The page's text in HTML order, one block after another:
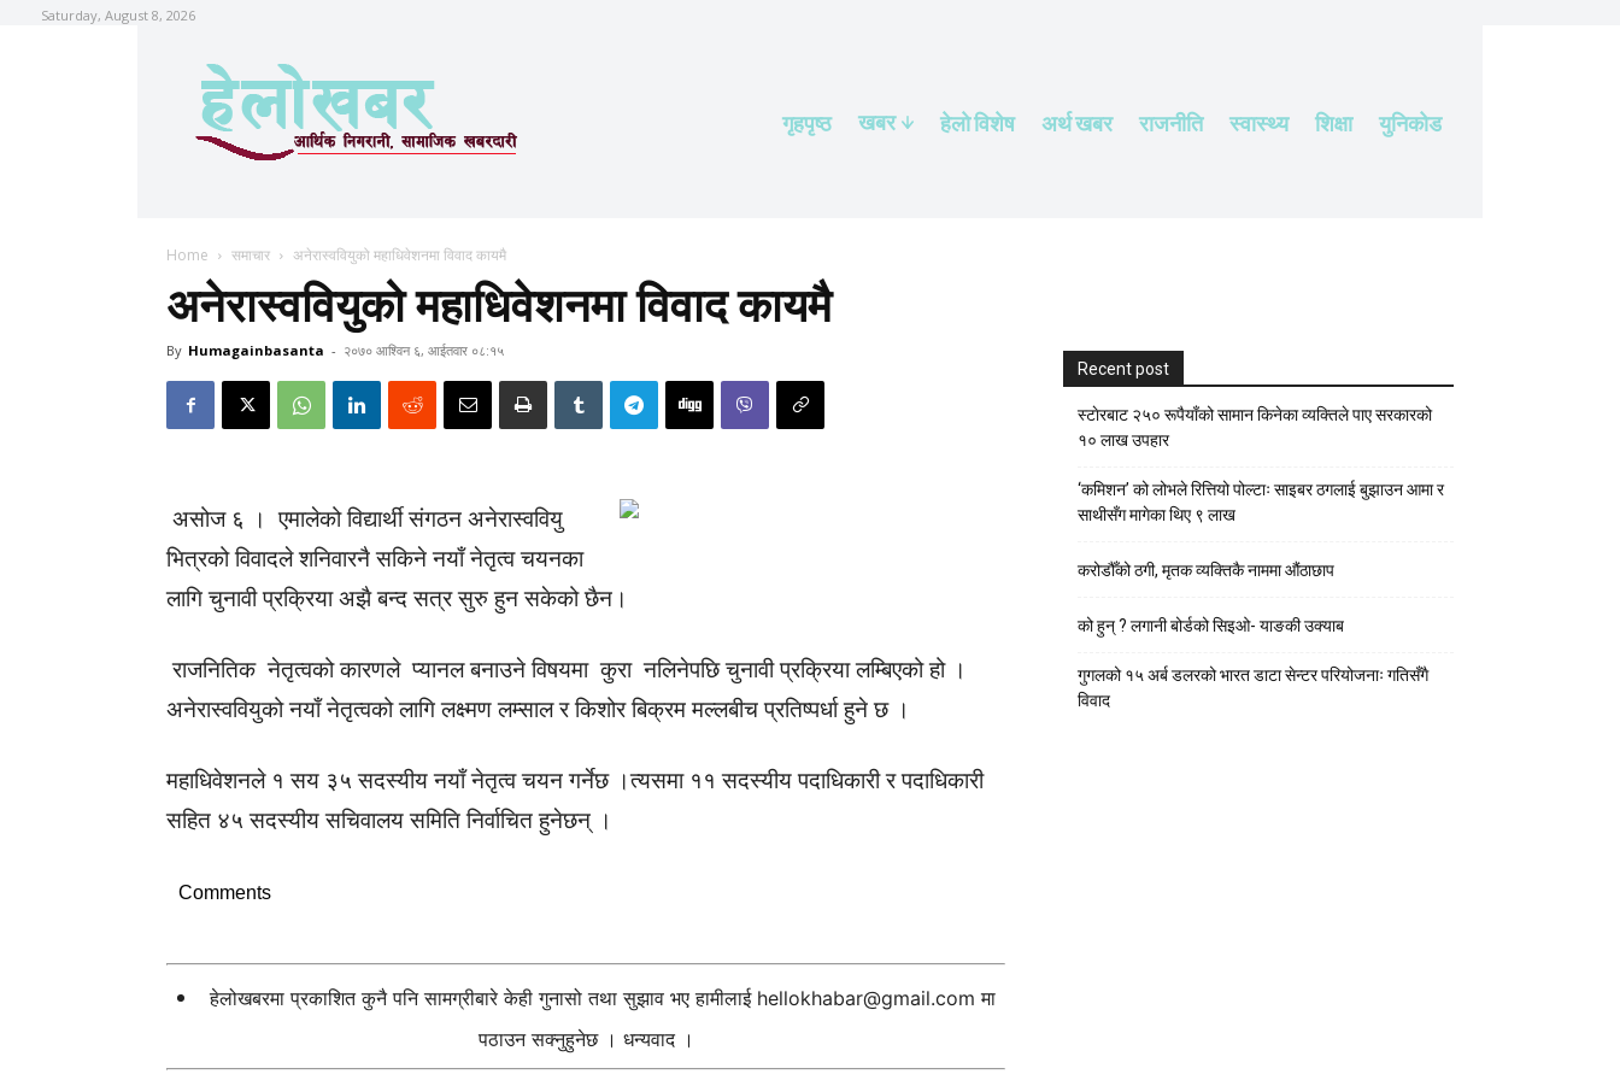
Saturday, August 8, 2026
गृहपृष्ठ खबर हेलाे विशेष अर्थ खबर राजनीति स्वास्थ्य शिक्षा युनिकोड
Home समाचार अनेरास्ववियुको महाधिवेशनमा विवाद कायमै
अनेरास्ववियुको महाधिवेशनमा विवाद कायमै
By Humagainbasanta - २०७० आश्विन ६, आईतवार ०८:१५
असोज ६ । एमालेको विद्यार्थी संगठन अनेरास्ववियु
भित्रको विवादले शनिवारनै सकिने नयाँ नेतृत्व चयनका
लागि चुनावी प्रक्रिया अझै बन्द सत्र सुरु हुन सकेको छैन।
राजनितिक नेतृत्वको कारणले प्यानल बनाउने विषयमा कुरा नलिनेपछि चुनावी प्रक्रिया लम्बिएको हो ।
अनेरास्ववियुको नयाँ नेतृत्वको लागि लक्ष्मण लम्साल र किशोर बिक्रम मल्लबीच प्रतिष्पर्धा हुने छ ।
महाधिवेशनले १ सय ३५ सदस्यीय नयाँ नेतृत्व चयन गर्नेछ ।त्यसमा ११ सदस्यीय पदाधिकारी र पदाधिकारी
सहित ४५ सदस्यीय सचिवालय समिति निर्वाचित हुनेछन् ।
Comments
हेलोखबरमा प्रकाशित कुनै पनि सामग्रीबारे केही गुनासो तथा सुझाव भए हामीलाई hellokhabar@gmail.com मा
पठाउन सक्नुहुनेछ । धन्यवाद ।
Recent post
स्टाेरबाट २५० रूपैयाँको सामान किनेका व्यक्तिले पाए सरकारको
१० लाख उपहार
‘कमिशन’ को लोभले रित्तियो पोल्टाः साइबर ठगलाई बुझाउन आमा र
साथीसँग मागेका थिए ९ लाख
करोडौँको ठगी, मृतक व्यक्तिकै नाममा औंठाछाप
को हुन् ? लगानी बोर्डको सिइओ- याङकी उक्याब
गुगलको १५ अर्ब डलरको भारत डाटा सेन्टर परियोजनाः गतिसँगै
विवाद